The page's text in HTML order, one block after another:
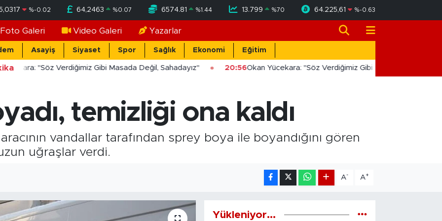
%-0.02 64,2463 %0.07 6574.81 %1.44 13.799 %70 64.225,61 %-0.63
Foto Galeri Video Galeri Yazarlar
Asayiş Siyaset Spor Sağlık Ekonomi Eğitim
"Söz Verdiğimiz Gibi Masada Değil, Sahadayız" 20:56Okan Yücekara: "Söz Verdiğimiz Gibi Masada Değil,
temizliği ona kaldı
vandallar tarafından sprey boya ile boyandığını gören
uğraşlar verdi.
A- A+
Yükleniyor...